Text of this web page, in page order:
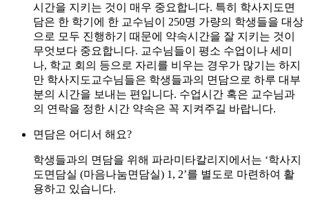
시간을 지키는 것이 매우 중요합니다. 특히 학사지도면
담은 한 학기에 한 교수님이 250명 가량의 학생들을 대상
으로 모두 진행하기 때문에 약속시간을 잘 지키는 것이
무엇보다 중요합니다. 교수님들이 평소 수업이나 세미
나, 학교 회의 등으로 자리를 비우는 경우가 많기는 하지
만 학사지도교수님들은 학생들과의 면담으로 하루 대부
분의 시간을 보내는 편입니다. 수업시간 혹은 교수님과
의 연락을 정한 시간 약속은 꼭 지켜주길 바랍니다.
면담은 어디서 해요?
학생들과의 면담을 위해 파라미타칼리지에서는 ‘학사지
도면담실 (마음나눔면담실) 1, 2’를 별도로 마련하여 활
용하고 있습니다.